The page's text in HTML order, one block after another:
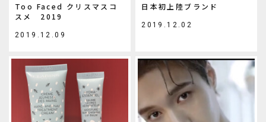
Too Faced クリスマスコ
スメ 2019
2019.12.09
日本初上陸ブランド
2019.12.02